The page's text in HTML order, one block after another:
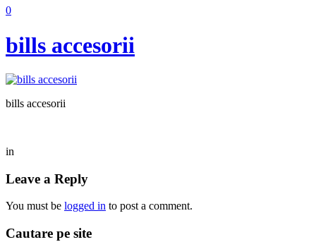
0
bills accesorii
bills accesorii
in
Leave a Reply
You must be logged in to post a comment.
Cautare pe site